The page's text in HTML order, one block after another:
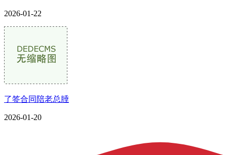
2026-01-22
了签合同陪老总腄
2026-01-20